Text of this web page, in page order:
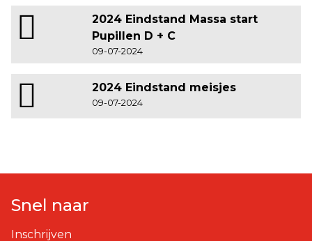
2024 Eindstand Massa start
Pupillen D + C
09-07-2024
2024 Eindstand meisjes
09-07-2024
Snel naar
Inschrijven